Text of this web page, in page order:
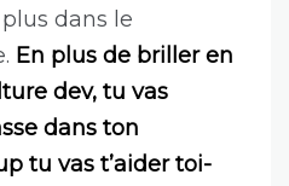
dans le
En plus de briller en
dev, tu vas
dans ton
tu vas t’aider toi-